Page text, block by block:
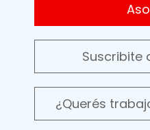
Suscribite
¿Querés